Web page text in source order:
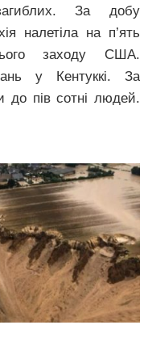
За добу
налетіла на п’ять
заходу США.
у Кентуккі. За
до пів сотні людей.